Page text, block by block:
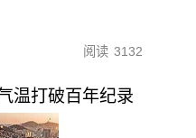
阅读 3132
温打破百年纪录